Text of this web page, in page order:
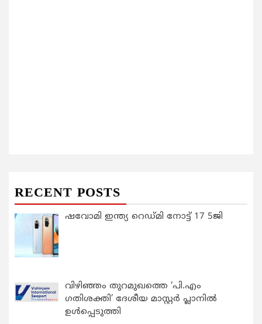
RECENT POSTS
ഷവോമി ഇന്ത്യ റെഡ്മി നോട്ട് 17 5ജി
വിഴിഞ്ഞം തുറമുഖത്തെ ‘പി.എം
ഗതിശക്തി’ ദേശീയ മാസ്റ്റർ പ്ലാനിൽ
ഉൾപ്പെടുത്തി